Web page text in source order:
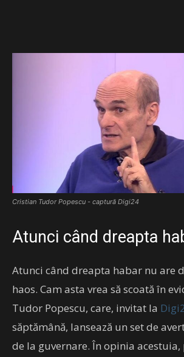
Cristian Tudor Popescu - captură Digi24
Atunci când dreapta
Atunci când dreapta habar nu are
haos. Cam asta vrea să scoată în
Tudor Popescu, care, invitat la
săptămână, lansează un set de
de la guvernare. În opinia